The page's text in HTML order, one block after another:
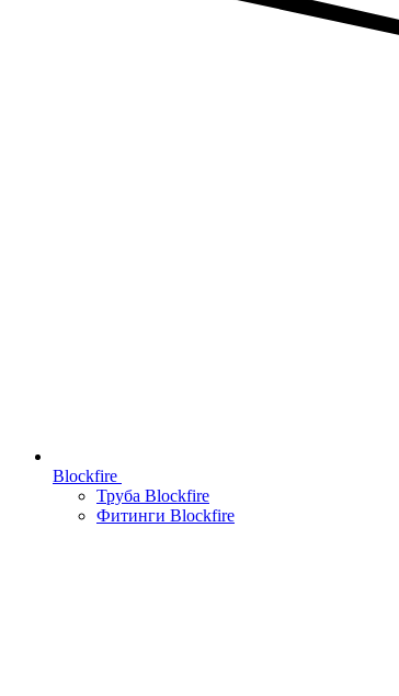
Blockfire
Труба Blockfire
Фитинги Blockfire